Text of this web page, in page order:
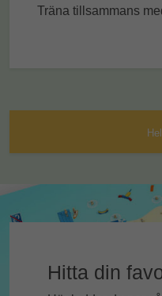
Träna tillsammans
Hitta din